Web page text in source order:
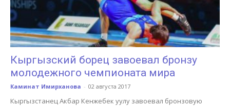
Кыргызский борец завоевал бронзу
молодежного чемпионата мира
Каминат Имирханова - 02 августа 2017
Кыргызстанец Акбар Кенжебек уулу завоевал бронзовую